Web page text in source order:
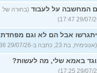
המחשבה על לעבוד (בחורה של
יתגרשו אבל הם לא וגם מפחדת
(אנונימית, בת 23, כתבה ב-29/07/26 17:36)
באמא שלי, מה לעשות?